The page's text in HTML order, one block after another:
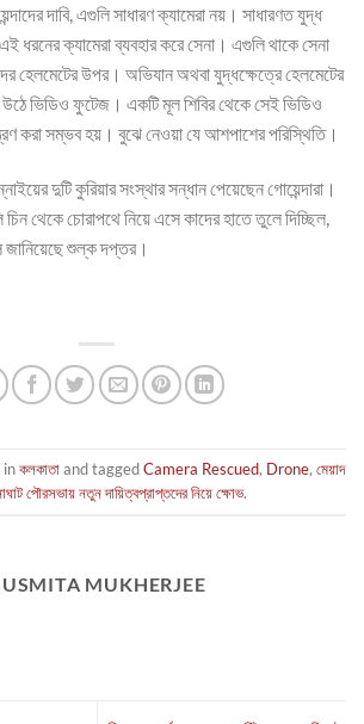
দাবি, এগুলি সাধারণ ক্যামেরা নয়। সাধারণত যুদ্ধ
ধরনের ক্যামেরা ব্যবহার করে সেনা। এগুলি থাকে সেনা
হেলমেটের উপর। অভিযান অথবা যুদ্ধক্ষেত্রে হেলমেটের
উঠে ভিডিও ফুটেজ। একটি মূল শিবির থেকে সেই ভিডিও
করা সম্ভব হয়। বুঝে নেওয়া যে আশপাশের পরিস্থিতি।
দুটি কুরিয়ার সংস্থার সন্ধান পেয়েছেন গোয়েন্দারা।
থেকে চোরাপথে নিয়ে এসে কাদের হাতে তুলে দিচ্ছিল,
শুল্ক দপ্তর।
inকলকাতাand taggedCamera Rescued, Drone, মেয়াদ
পৌরসভায় নতুন দায়িত্বপ্রাপ্তদের নিয়ে ক্ষোভ.
MUKHERJEE